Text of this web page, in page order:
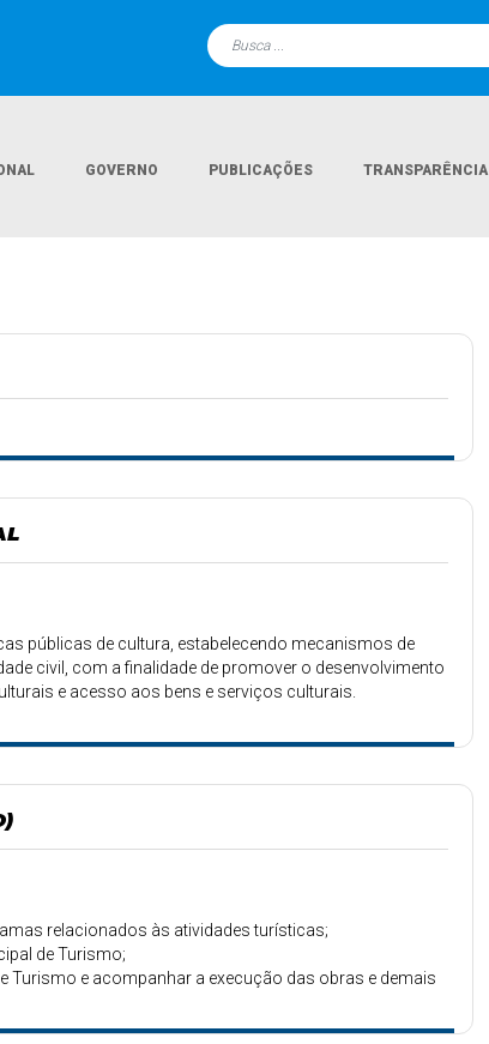
GOVERNO PUBLICAÇÕES TRANSPARÊNCIA
públicas de cultura, estabelecendo mecanismos de
civil, com a finalidade de promover o desenvolvimento
e acesso aos bens e serviços culturais.
relacionados às atividades turísticas;
de Turismo;
Turismo e acompanhar a execução das obras e demais